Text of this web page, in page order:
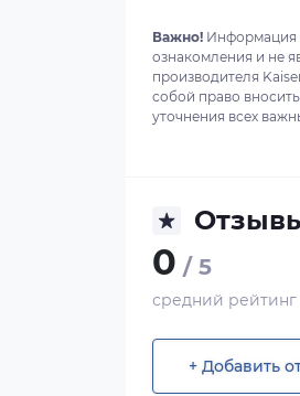
Важно! Информация
ознакомления и не
производителя
собой право
уточнения всех
0 / 5
средний рейтинг
+ Добавить